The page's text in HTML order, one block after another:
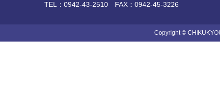
TEL：0942-43-2510 FAX：0942-45-3226
Copyright ©